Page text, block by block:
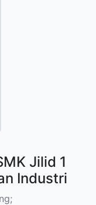
Jilid 1
Industri